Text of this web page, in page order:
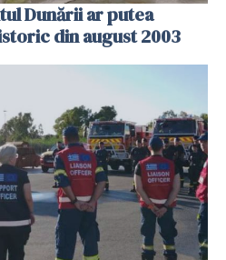
Dunării ar putea
din august 2003